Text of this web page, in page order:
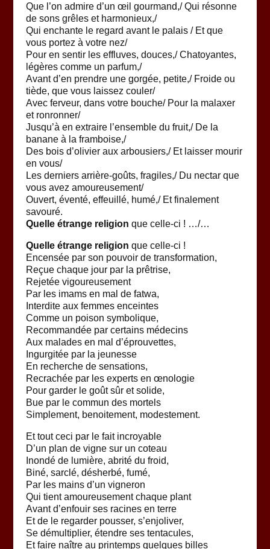
Que l’on admire d’un œil gourmand,/ Qui résonne
de sons grêles et harmonieux,/
Qui enchante le regard avant le palais / Et que
vous portez à votre nez/
Pour en sentir les effluves, douces,/ Chatoyantes,
légères comme un parfum,/
Avant d’en prendre une gorgée, petite,/ Froide ou
tiède, que vous laissez couler/
Avec ferveur, dans votre bouche/ Pour la malaxer
et ronronner/
Jusqu’à en extraire l’ensemble du fruit,/ De la
banane à la framboise,/
Des bois d’olivier aux arbousiers,/ Et laisser mourir
en vous/
Les derniers arrière-goûts, fragiles,/ Du nectar que
vous avez amoureusement/
Ouvert, éventé, effeuillé, humé,/ Et finalement
savouré.
Quelle étrange religion que celle-ci ! …/…
Quelle étrange religion que celle-ci !
Encensée par son pouvoir de transformation,
Reçue chaque jour par la prêtrise,
Rejetée vigoureusement
Par les imams en mal de fatwa,
Interdite aux femmes enceintes
Comme un poison symbolique,
Recommandée par certains médecins
Aux malades en mal d’éprouvettes,
Ingurgitée par la jeunesse
En recherche de sensations,
Recrachée par les experts en œnologie
Pour garder le goût sûr et solide,
Bue par le commun des mortels
Simplement, benoitement, modestement.
Et tout ceci par le fait incroyable
D’un plan de vigne sur un coteau
Inondé de lumière, abrité du froid,
Biné, sarclé, désherbé, fumé,
Par les mains d’un vigneron
Qui tient amoureusement chaque plant
Avant d’enfouir ses racines en terre
Et de le regarder pousser, s’enjoliver,
Se démultiplier, étendre ses tentacules,
Et faire naître au printemps quelques billes